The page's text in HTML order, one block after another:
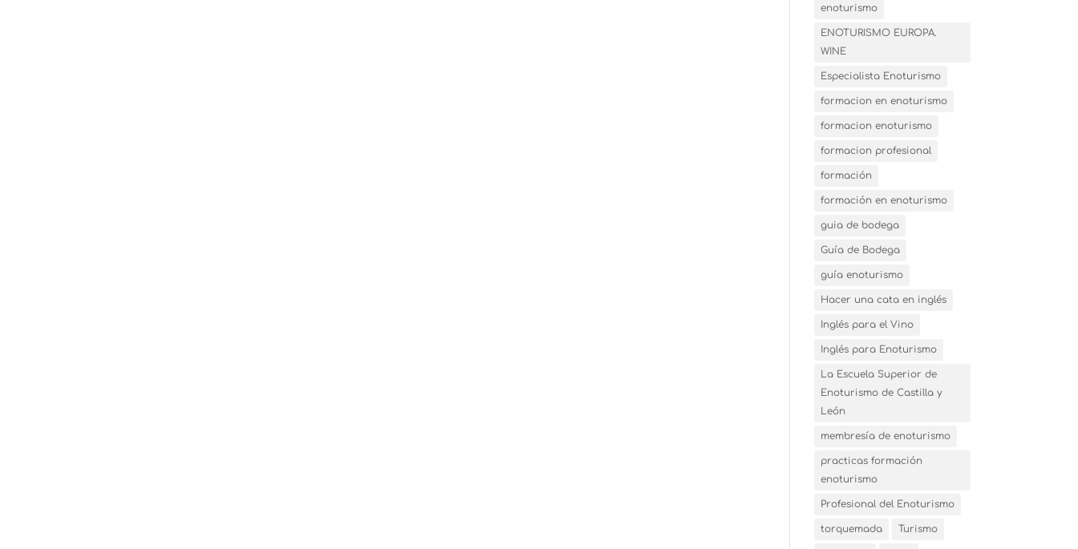
enoturismo
ENOTURISMO EUROPA.
WINE
Especialista Enoturismo
formacion en enoturismo
formacion enoturismo
formacion profesional
formación
formación en enoturismo
guia de bodega
Guía de Bodega
guía enoturismo
Hacer una cata en inglés
Inglés para el Vino
Inglés para Enoturismo
La Escuela Superior de
Enoturismo de Castilla y
León
membresía de enoturismo
practicas formación
enoturismo
Profesional del Enoturismo
torquemada Turismo